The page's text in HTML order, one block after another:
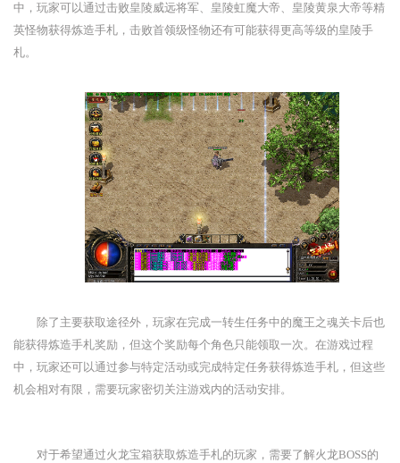
中，玩家可以通过击败皇陵威远将军、皇陵虹魔大帝、皇陵黄泉大帝等精
英怪物获得炼造手札，击败首领级怪物还有可能获得更高等级的皇陵手
札。
除了主要获取途径外，玩家在完成一转生任务中的魔王之魂关卡后也
能获得炼造手札奖励，但这个奖励每个角色只能领取一次。在游戏过程
中，玩家还可以通过参与特定活动或完成特定任务获得炼造手札，但这些
机会相对有限，需要玩家密切关注游戏内的活动安排。
对于希望通过火龙宝箱获取炼造手札的玩家，需要了解火龙BOSS的